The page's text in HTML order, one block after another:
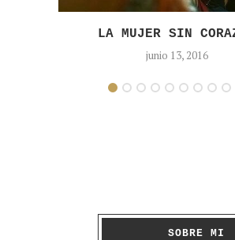
LA MUJER SIN
junio 13, 2016
SOBRE MI